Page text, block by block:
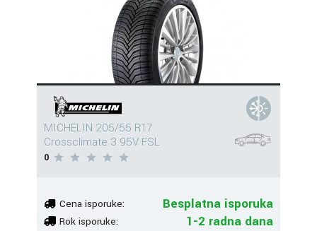
MICHELIN 205/55 R17
Crossclimate 3 95V FSL
0
Cena isporuke: Besplatna isporuka
Rok isporuke: 1-2 radna dana